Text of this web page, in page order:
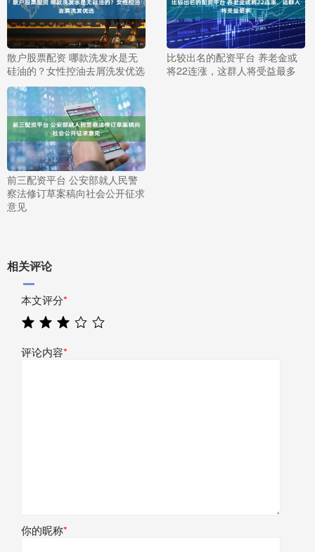
散户股票配资 哪款洗发水是无
硅油的？女性控油去屑洗发优选
比较出名的配资平台 养老金或
将22连涨，这群人将受益最多
前三配资平台 公安部就人民警
察法修订草案稿向社会公开征求
意见
相关评论
本文评分*
评论内容*
你的昵称*